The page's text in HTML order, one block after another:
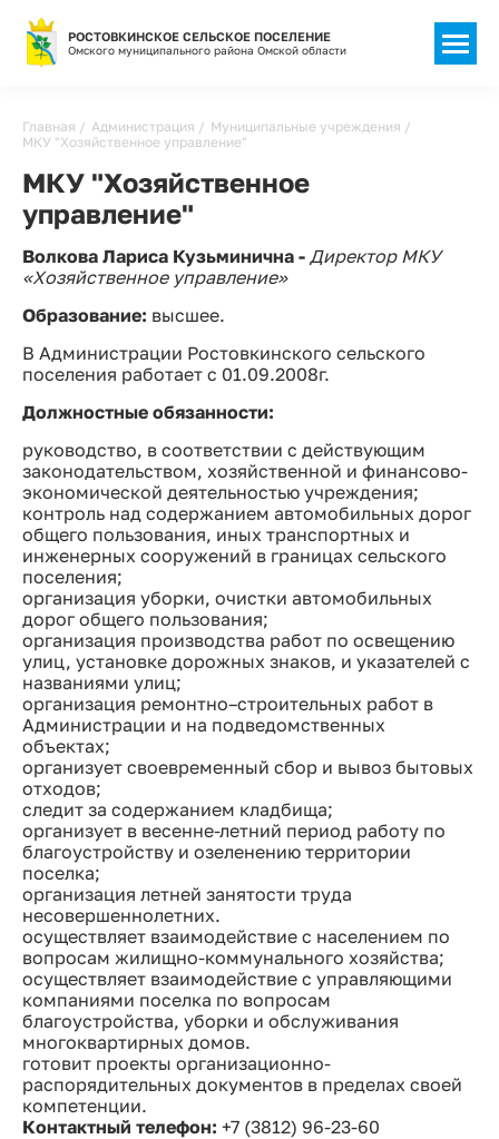
РОСТОВКИНСКОЕ СЕЛЬСКОЕ ПОСЕЛЕНИЕ
Омского муниципального района Омской области
Строка
навигации
Главная Администрация
Муниципальные учреждения
МКУ "Хозяйственное управление"
МКУ "Хозяйственное
управление"
Волкова Лариса Кузьминична - Директор МКУ
«Хозяйственное управление»
Образование: высшее.
В Администрации Ростовкинского сельского
поселения работает с 01.09.2008г.
Должностные обязанности:
руководство, в соответствии с действующим
законодательством, хозяйственной и финансово-
экономической деятельностью учреждения;
контроль над содержанием автомобильных дорог
общего пользования, иных транспортных и
инженерных сооружений в границах сельского
поселения;
организация уборки, очистки автомобильных
дорог общего пользования;
организация производства работ по освещению
улиц, установке дорожных знаков, и указателей с
названиями улиц;
организация ремонтно–строительных работ в
Администрации и на подведомственных
объектах;
организует своевременный сбор и вывоз бытовых
отходов;
следит за содержанием кладбища;
организует в весенне-летний период работу по
благоустройству и озеленению территории
поселка;
организация летней занятости труда
несовершеннолетних.
осуществляет взаимодействие с населением по
вопросам жилищно-коммунального хозяйства;
осуществляет взаимодействие с управляющими
компаниями поселка по вопросам
благоустройства, уборки и обслуживания
многоквартирных домов.
готовит проекты организационно-
распорядительных документов в пределах своей
компетенции.
Контактный телефон: +7 (3812) 96-23-60